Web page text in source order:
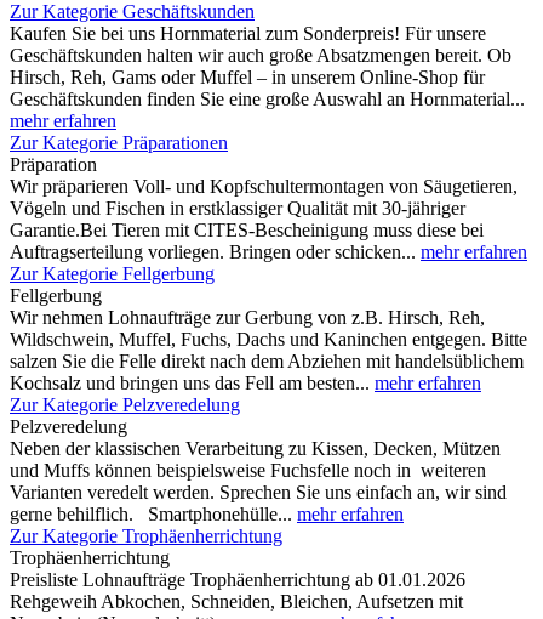
Zur Kategorie Geschäftskunden
Kaufen Sie bei uns Hornmaterial zum Sonderpreis! Für unsere
Geschäftskunden halten wir auch große Absatzmengen bereit. Ob
Hirsch, Reh, Gams oder Muffel – in unserem Online-Shop für
Geschäftskunden finden Sie eine große Auswahl an Hornmaterial...
mehr erfahren
Zur Kategorie Präparationen
Präparation
Wir präparieren Voll- und Kopfschultermontagen von Säugetieren,
Vögeln und Fischen in erstklassiger Qualität mit 30-jähriger
Garantie.Bei Tieren mit CITES-Bescheinigung muss diese bei
Auftragserteilung vorliegen. Bringen oder schicken... mehr erfahren
Zur Kategorie Fellgerbung
Fellgerbung
Wir nehmen Lohnaufträge zur Gerbung von z.B. Hirsch, Reh,
Wildschwein, Muffel, Fuchs, Dachs und Kaninchen entgegen. Bitte
salzen Sie die Felle direkt nach dem Abziehen mit handelsüblichem
Kochsalz und bringen uns das Fell am besten... mehr erfahren
Zur Kategorie Pelzveredelung
Pelzveredelung
Neben der klassischen Verarbeitung zu Kissen, Decken, Mützen
und Muffs können beispielsweise Fuchsfelle noch in weiteren
Varianten veredelt werden. Sprechen Sie uns einfach an, wir sind
gerne behilflich. Smartphonehülle... mehr erfahren
Zur Kategorie Trophäenherrichtung
Trophäenherrichtung
Preisliste Lohnaufträge Trophäenherrichtung ab 01.01.2026
Rehgeweih Abkochen, Schneiden, Bleichen, Aufsetzen mit